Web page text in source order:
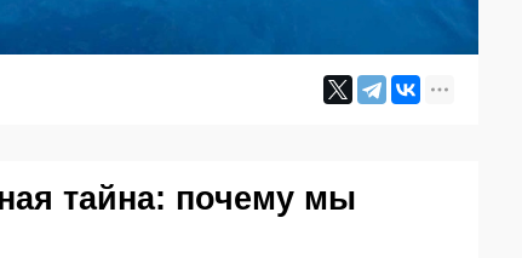
тайна: почему мы